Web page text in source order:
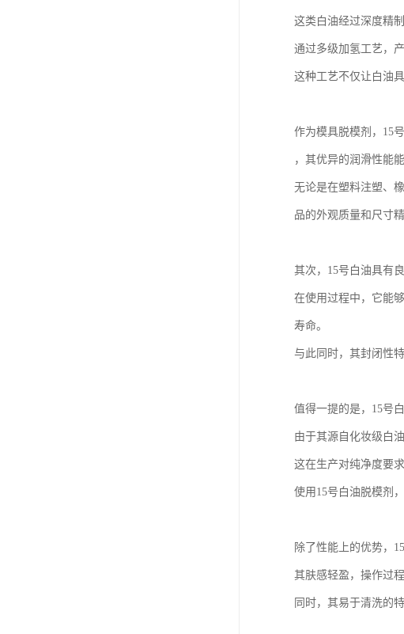
这类白油经过深度精
通过多级加氢工艺，
这种工艺不仅让白油
作为模具脱模剂，15
，其优异的润滑性能
无论是在塑料注塑、
品的外观质量和尺寸精
其次，15号白油具有
在使用过程中，它能
寿命。
与此同时，其封闭性
值得一提的是，15号
由于其源自化妆级白
这在生产对纯净度要
使用15号白油脱模剂
除了性能上的优势，
其肤感轻盈，操作过
同时，其易于清洗的